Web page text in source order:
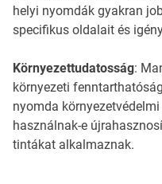
helyi nyomdák gyakran
specifikus oldalait és
Környezettudatosság:
környezeti
nyomda
használnak-e
tintákat alkalmaznak.